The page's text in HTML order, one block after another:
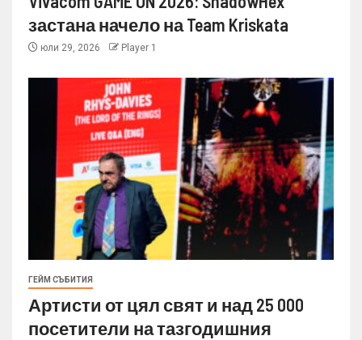
застана начело на Team Kriskata
юли 29, 2026 Player 1
ГЕЙМ СЪБИТИЯ
Артисти от цял свят и над 25 000
посетители на тазгодишния